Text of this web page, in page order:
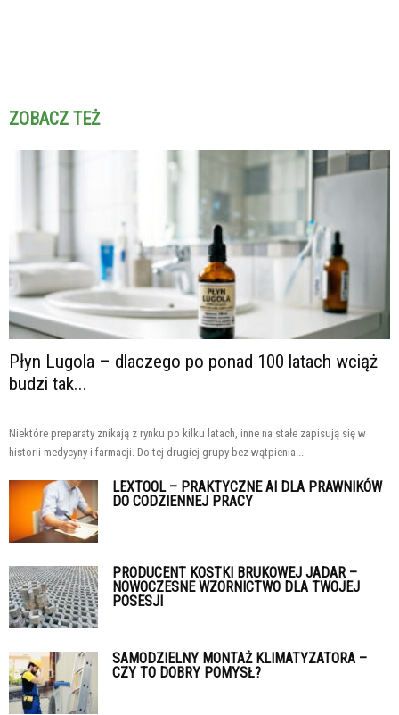
ZOBACZ TEŻ
Płyn Lugola – dlaczego po ponad 100 latach wciąż
budzi tak...
Niektóre preparaty znikają z rynku po kilku latach, inne na stałe zapisują się w
historii medycyny i farmacji. Do tej drugiej grupy bez wątpienia...
LEXTOOL – PRAKTYCZNE AI DLA PRAWNIKÓW
DO CODZIENNEJ PRACY
PRODUCENT KOSTKI BRUKOWEJ JADAR –
NOWOCZESNE WZORNICTWO DLA TWOJEJ
POSESJI
SAMODZIELNY MONTAŻ KLIMATYZATORA –
CZY TO DOBRY POMYSŁ?